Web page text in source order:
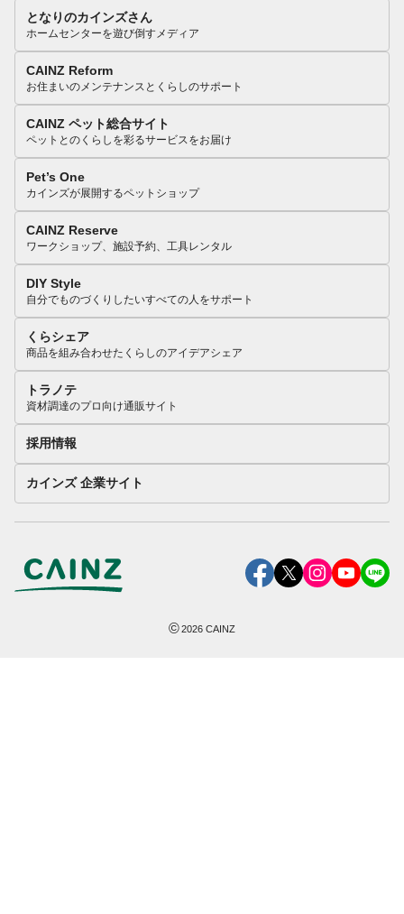
となりのカインズさん
ホームセンターを遊び倒すメディア
CAINZ Reform
お住まいのメンテナンスとくらしのサポート
CAINZ ペット総合サイト
ペットとのくらしを彩るサービスをお届け
Pet’s One
カインズが展開するペットショップ
CAINZ Reserve
ワークショップ、施設予約、工具レンタル
DIY Style
自分でものづくりしたいすべての人をサポート
くらシェア
商品を組み合わせたくらしのアイデアシェア
トラノテ
資材調達のプロ向け通販サイト
採用情報
カインズ 企業サイト
©2026 CAINZ